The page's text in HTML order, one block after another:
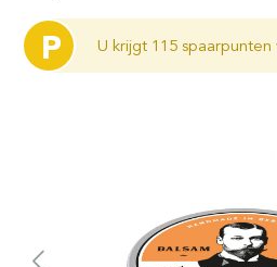
P U krijgt 115